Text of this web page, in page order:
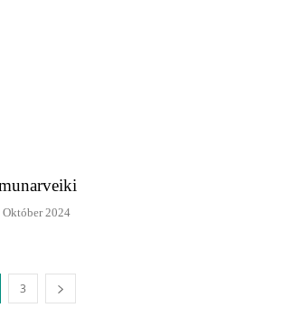
Október 2024
3